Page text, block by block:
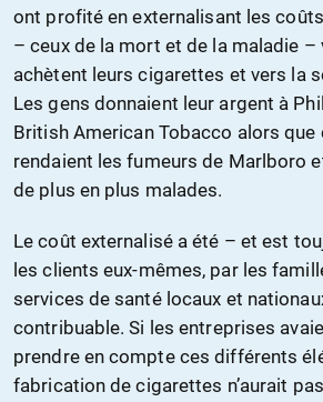
ont profité en externalisant les
– ceux de la mort et de la maladie –
achètent leurs cigarettes et vers la
Les gens donnaient leur argent à
British American Tobacco alors que
rendaient les fumeurs de Marlboro
de plus en plus malades.
Le coût externalisé a été – et est
les clients eux-mêmes, par les
services de santé locaux et
contribuable. Si les entreprises
prendre en compte ces différents
fabrication de cigarettes n’aurait